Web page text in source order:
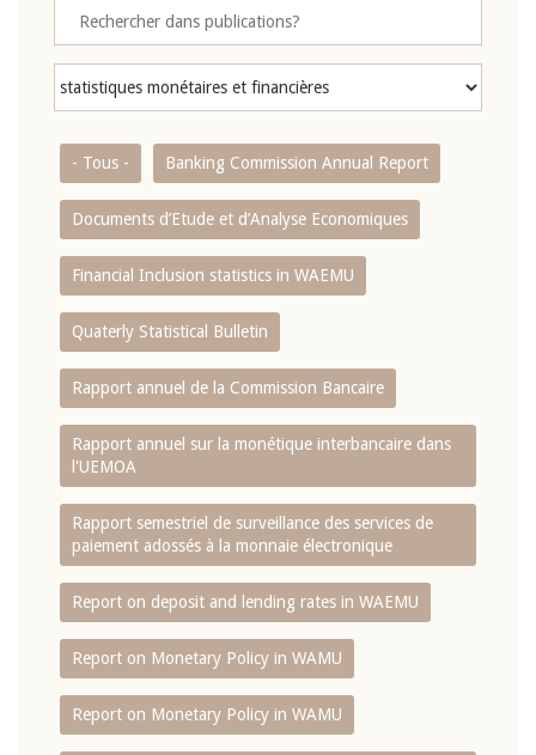
- Tous - Banking Commission Annual Report
Documents d’Etude et d’Analyse Economiques
Financial Inclusion statistics in WAEMU
Quaterly Statistical Bulletin
Rapport annuel de la Commission Bancaire
Rapport annuel sur la monétique interbancaire dans
l'UEMOA
Rapport semestriel de surveillance des services de
paiement adossés à la monnaie électronique
Report on deposit and lending rates in WAEMU
Report on Monetary Policy in WAMU
Report on Monetary Policy in WAMU